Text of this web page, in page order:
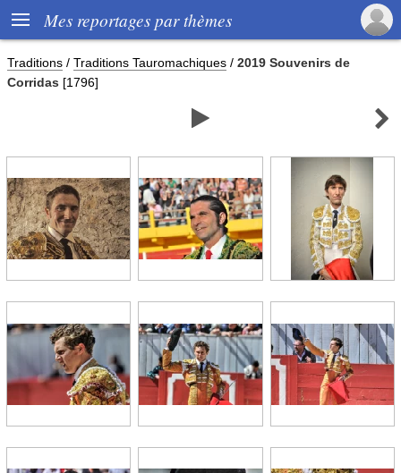
 Mes reportages par thèmes
Traditions / Traditions Tauromachiques / 2019 Souvenirs de
Corridas [1796]
 